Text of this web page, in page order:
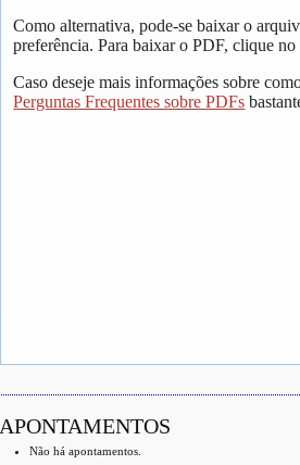
Como alternativa, pode-se baixar o
preferência. Para baixar o PDF, clique
Caso deseje mais informações sobre
Perguntas Frequentes sobre PDFs
APONTAMENTOS
Não há apontamentos.